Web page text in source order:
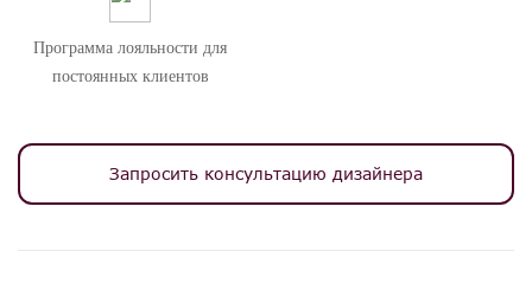
Программа лояльности для
постоянных клиентов
Запросить консультацию дизайнера